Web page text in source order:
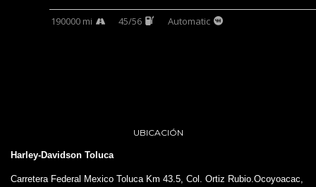
190000 mi 45/56 Automatic
UBICACIÓN
Harley-Davidson Toluca
Carretera Federal Mexico Toluca Km 43.5, Col. Ortiz Rubio.Ocoyoacac,